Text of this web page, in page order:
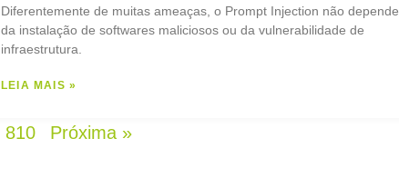
Diferentemente de muitas ameaças, o Prompt Injection não depende
da instalação de softwares maliciosos ou da vulnerabilidade de
infraestrutura.
LEIA MAIS »
810 Próxima »